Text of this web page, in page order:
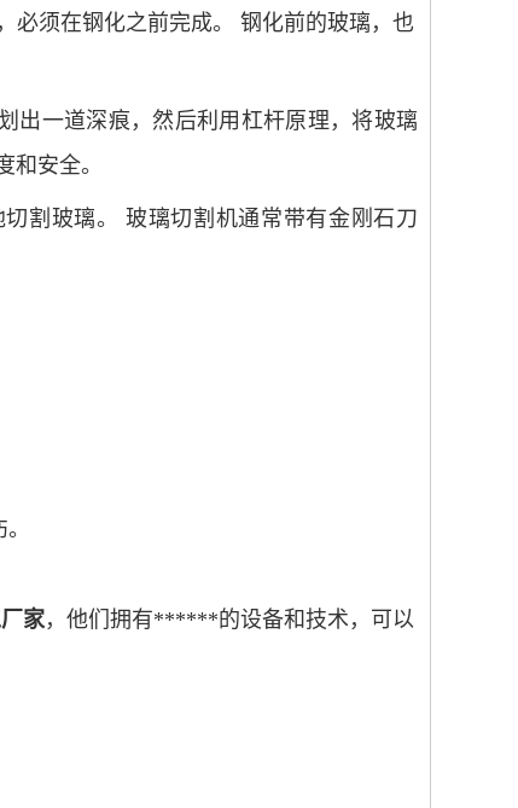
须在钢化之前完成。
钢化前的玻璃，也
一道深痕，然后利用杠杆原理，将玻璃
安全。
割玻璃。 玻璃切割机通常带有金刚石刀
家，他们拥有******的设备和技术，可以